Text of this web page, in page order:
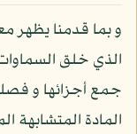
و بما قدمنا يظهر
الذي خلق
جمع أجزائها و
المادة المتشابهة